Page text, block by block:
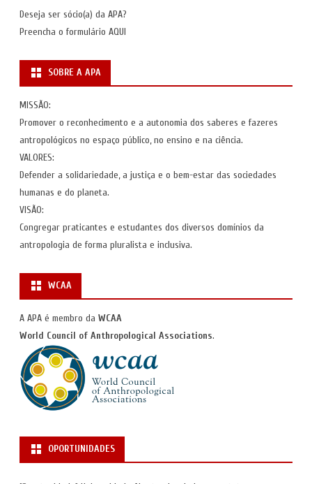
Deseja ser sócio(a) da APA?
Preencha o formulário AQUI
SOBRE A APA
MISSÃO:
Promover o reconhecimento e a autonomia dos saberes e fazeres
antropológicos no espaço público, no ensino e na ciência.
VALORES:
Defender a solidariedade, a justiça e o bem-estar das sociedades
humanas e do planeta.
VISÃO:
Congregar praticantes e estudantes dos diversos domínios da
antropologia de forma pluralista e inclusiva.
WCAA
A APA é membro da WCAA
World Council of Anthropological Associations.
OPORTUNIDADES